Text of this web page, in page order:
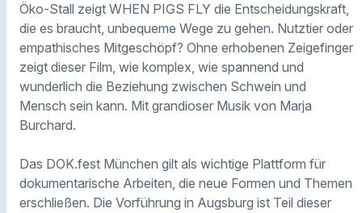
Öko-Stall zeigt WHEN PIGS FLY die Entscheidungskraft,
die es braucht, unbequeme Wege zu gehen. Nutztier oder
empathisches Mitgeschöpf? Ohne erhobenen Zeigefinger
zeigt dieser Film, wie komplex, wie spannend und
wunderlich die Beziehung zwischen Schwein und
Mensch sein kann. Mit grandioser Musik von Marja
Burchard.
Das DOK.fest München gilt als wichtige Plattform für
dokumentarische Arbeiten, die neue Formen und Themen
erschließen. Die Vorführung in Augsburg ist Teil dieser